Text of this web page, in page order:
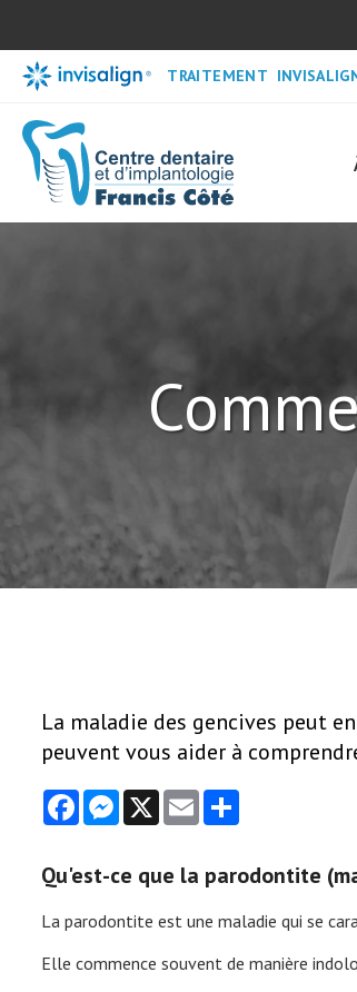
TRAITEMENT
La maladie des gencives peut
peuvent vous aider à
FacebookMessenger
X Email
Qu'est-ce que la parodontite
La parodontite est une maladie qui se
Elle commence souvent de manière